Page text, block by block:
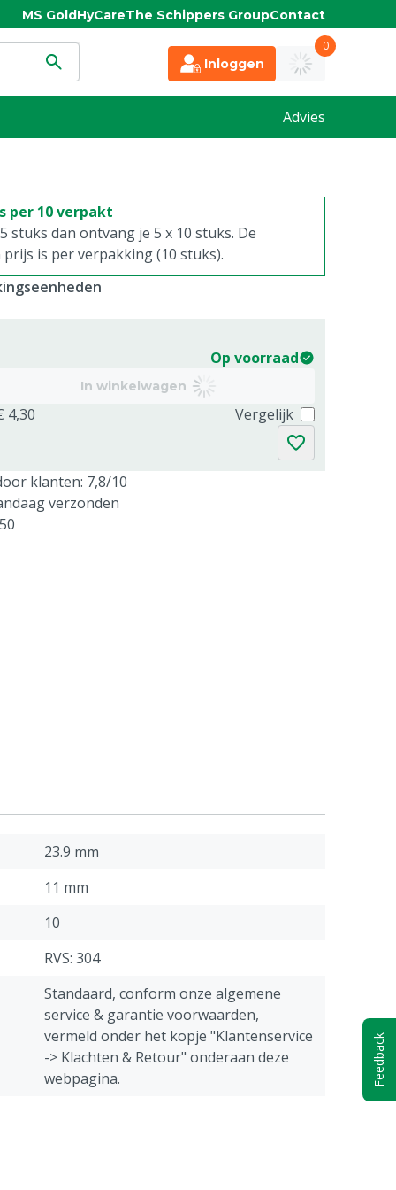
MS GoldHyCareThe Schippers GroupContact
Inloggen
0
Advies
per 10 verpakt
stuks dan ontvang je 5 x 10 stuks. De
is per verpakking (10 stuks).
Op voorraad
In winkelwagen
4,30 Vergelijk
klanten: 7,8/10
verzonden
23.9 mm
11 mm
10
RVS: 304
Standaard, conform onze algemene
service & garantie voorwaarden,
vermeld onder het kopje "Klantenservice
-> Klachten & Retour" onderaan deze
webpagina.
Feedback